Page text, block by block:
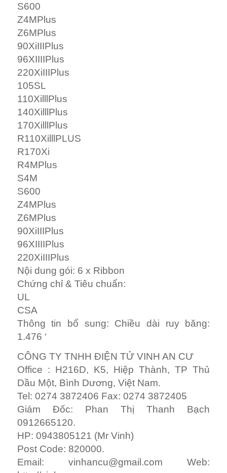
S600
Z4MPlus
Z6MPlus
90XiIIIPlus
96XIIIIPlus
220XiIIIPlus
105SL
110XilllPlus
140XilllPlus
170XilllPlus
R110XilllPLUS
R170Xi
R4MPlus
S4M
S600
Z4MPlus
Z6MPlus
90XiIIIPlus
96XIIIIPlus
220XiIIIPlus
Nội dung gói: 6 x Ribbon
Chứng chỉ & Tiêu chuẩn:
UL
CSA
Thông tin bổ sung: Chiều dài ruy băng:
1.476 ‘
CÔNG TY TNHH ĐIỆN TỬ VINH AN CƯ
Office : H216D, K5, Hiệp Thành, TP Thủ
Dầu Một, Bình Dương, Việt Nam.
Tel: 0274 3872406 Fax: 0274 3872405
Giám Đốc: Phan Thị Thanh Bạch
0912665120.
HP: 0943805121 (Mr Vinh)
Post Code: 820000.
Email: vinhancu@gmail.com Web: